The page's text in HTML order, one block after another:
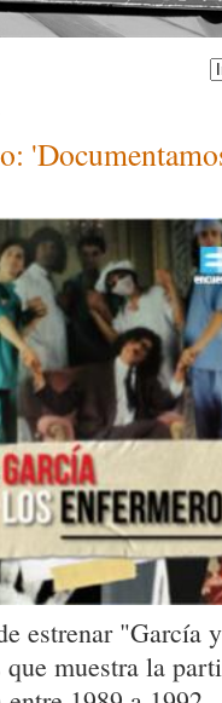
estrenar "García
muestra la